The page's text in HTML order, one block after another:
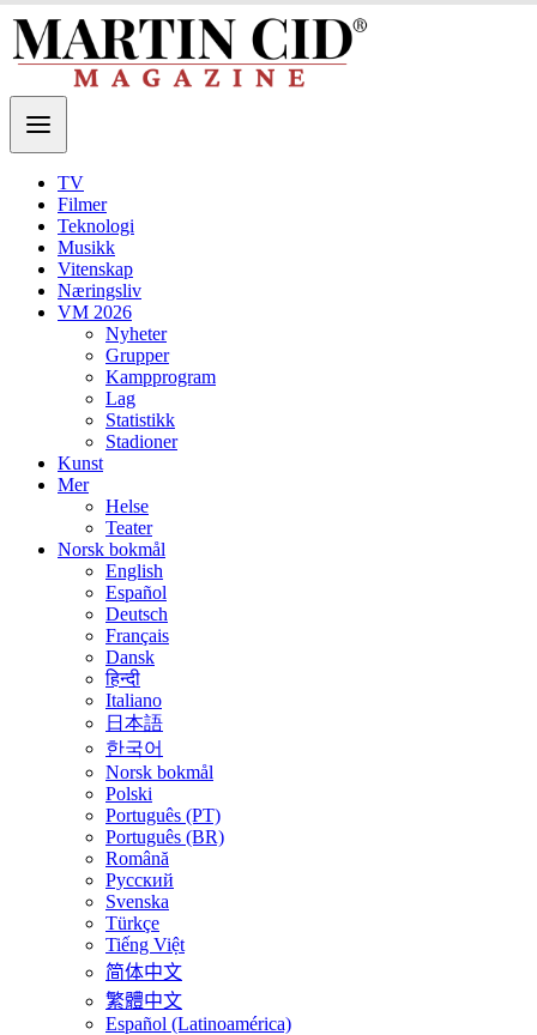
TV
Filmer
Teknologi
Musikk
Vitenskap
Næringsliv
VM 2026
Nyheter
Grupper
Kampprogram
Lag
Statistikk
Stadioner
Kunst
Mer
Helse
Teater
Norsk bokmål
English
Español
Deutsch
Français
Dansk
हिन्दी
Italiano
日本語
한국어
Norsk bokmål
Polski
Português (PT)
Português (BR)
Română
Русский
Svenska
Türkçe
Tiếng Việt
简体中文
繁體中文
Español (Latinoamérica)